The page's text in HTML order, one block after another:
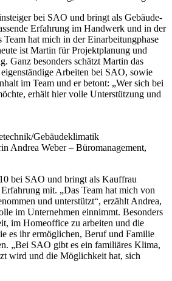
bei SAO und bringt als Gebäude-
Erfahrung im Handwerk und in der
hat mich in der Einarbeitungphase
ist Martin für Projektplanung und
Ganz besonders schätzt Martin das
Arbeiten bei SAO, sowie
im Team und er betont: „Wer sich bei
erhält hier volle Unterstützung und
Gebäudeklimatik
bei SAO und bringt als Kauffrau
mit. „Das Team hat mich von
und unterstützt“, erzählt Andrea,
im Unternehmen einnimmt. Besonders
im Homeoffice zu arbeiten und die
es ihr ermöglichen, Beruf und Familie
„Bei SAO gibt es ein familiäres Klima,
wird und die Möglichkeit hat, sich